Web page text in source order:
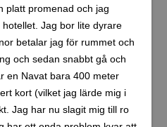
platt promenad och jag
Jag bor lite dyrare
betalar jag för rummet och
och sedan snabbt gå och
en Navat bara 400 meter
kort (vilket jag lärde mig i
Jag har nu slagit mig till ro